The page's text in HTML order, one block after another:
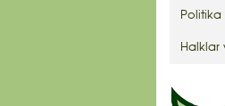
Politika
Halklar